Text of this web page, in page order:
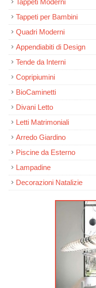
Tappeti Moderni
Tappeti per Bambini
Quadri Moderni
Appendiabiti di Design
Tende da Interni
Copripiumini
BioCaminetti
Divani Letto
Letti Matrimoniali
Arredo Giardino
Piscine da Esterno
Lampadine
Decorazioni Natalizie